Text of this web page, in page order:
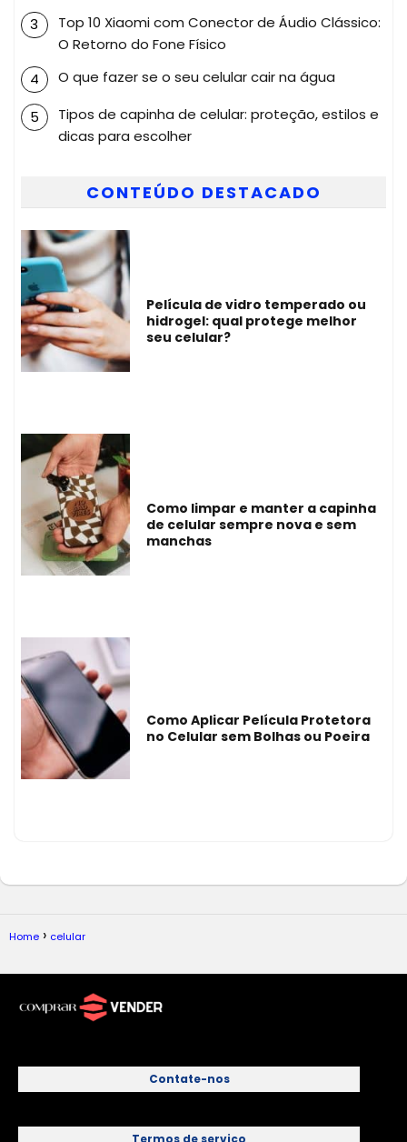
Top 10 Xiaomi com Conector de Áudio Clássico:
O Retorno do Fone Físico
O que fazer se o seu celular cair na água
Tipos de capinha de celular: proteção, estilos e
dicas para escolher
CONTEÚDO DESTACADO
Película de vidro temperado ou
hidrogel: qual protege melhor
seu celular?
Como limpar e manter a capinha
de celular sempre nova e sem
manchas
Como Aplicar Película Protetora
no Celular sem Bolhas ou Poeira
Home celular
Contate-nos